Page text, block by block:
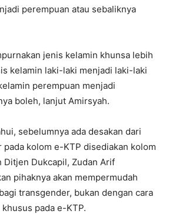
perempuan atau sebaliknya
jenis kelamin khunsa lebih
kelamin laki-laki menjadi laki-laki
perempuan menjadi
boleh, lanjut Amirsyah.
sebelumnya ada desakan dari
pada kolom e-KTP disediakan kolom
Ditjen Dukcapil, Zudan Arif
pihaknya akan mempermudah
transgender, bukan dengan cara
pada e-KTP.